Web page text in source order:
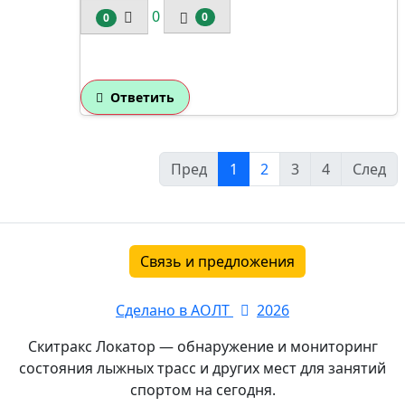
0 0 0
Ответить
Пред 1 2 3 4 След
Связь и предложения
Сделано в АОЛТ
2026
Скитракс Локатор — обнаружение и мониторинг
состояния лыжных трасс и других мест для занятий
спортом на сегодня.